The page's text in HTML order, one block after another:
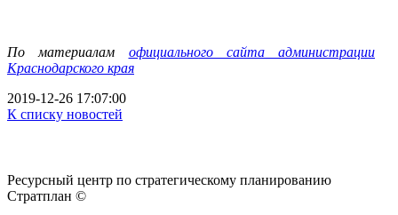
По материалам официального сайта администрации
Краснодарского края
2019-12-26 17:07:00
К списку новостей
Ресурсный центр по стратегическому планированию
Стратплан ©